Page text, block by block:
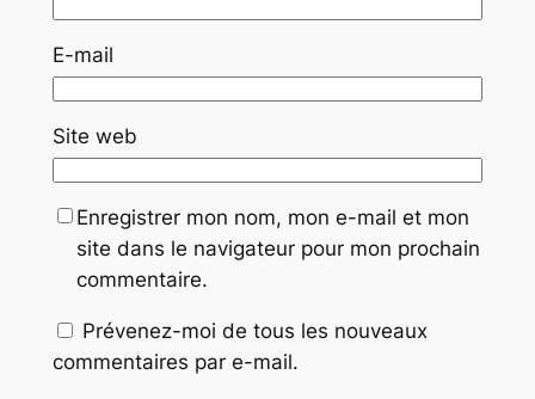
E-mail
Site web
Enregistrer mon nom, mon e-mail et mon
site dans le navigateur pour mon prochain
commentaire.
Prévenez-moi de tous les nouveaux
commentaires par e-mail.